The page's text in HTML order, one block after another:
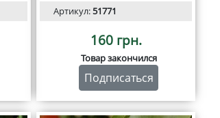
Артикул:51771
160 грн.
Товар закончился
Подписаться